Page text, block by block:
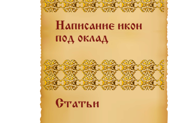
Написание икон
под оклад
Статьи